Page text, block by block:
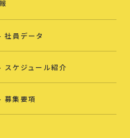
社員データ
スケジュール紹介
募集要項